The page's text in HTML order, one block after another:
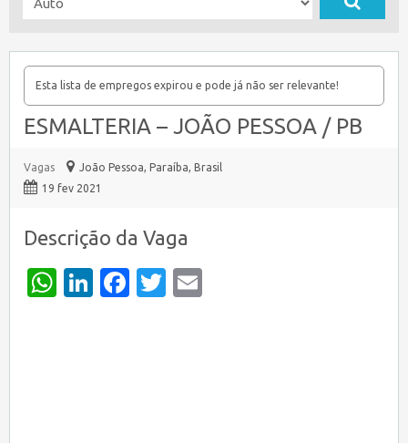
Esta lista de empregos expirou e pode já não ser relevante!
ESMALTERIA – JOÃO PESSOA / PB
Vagas João Pessoa, Paraíba, Brasil
19 fev 2021
Descrição da Vaga
WhatsApp
LinkedIn
Facebook
Twitter